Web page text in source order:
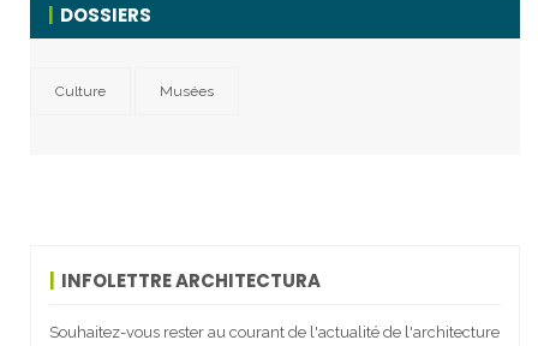
DOSSIERS
Culture Musées
INFOLETTRE ARCHITECTURA
Souhaitez-vous rester au courant de l'actualité de l'architecture